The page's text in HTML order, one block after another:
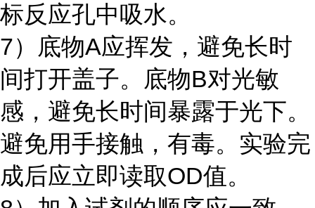
标反应孔中吸水。
7）底物A应挥发，避免长时
间打开盖子。底物B对光敏
感，避免长时间暴露于光下。
避免用手接触，有毒。实验完
成后应立即读取OD值。